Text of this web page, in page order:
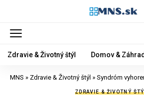
Zdravie & Životný štýl Domov &
MNS » Zdravie & Životný štýl » Syndróm vyhorenia (Burnout): Ako
ZDRAVIE & ŽIVOTNÝ